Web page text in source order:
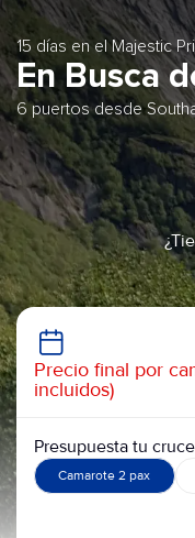
15 días en el Majestic
En Busca
6 puertos desde
Precio final por
incluidos)
Presupuesta tu
Camarote 2 pax